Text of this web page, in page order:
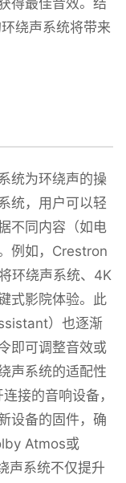
得最佳音效。结
绕声系统将带来
统为环绕声的操
统，用户可以轻
不同内容（如电
例如，Crestron
环绕声系统、4K
式影院体验。此
）也逐渐
即可调整音效或
声系统的适配性
接的音响设备，
设备的固件，确
Atmos或
声系统不仅提升